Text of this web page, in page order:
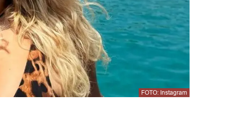
FOTO: Instagram